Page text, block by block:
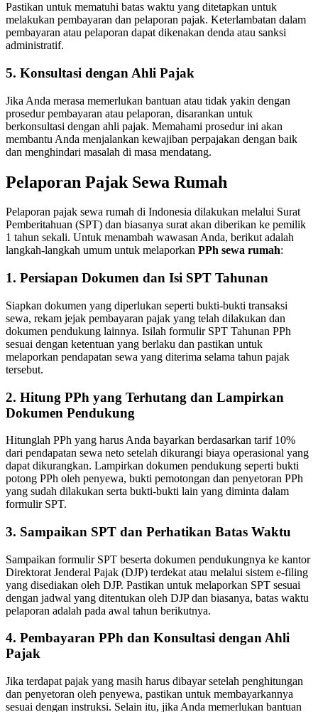
Pastikan untuk mematuhi batas waktu yang ditetapkan untuk
melakukan pembayaran dan pelaporan pajak. Keterlambatan dalam
pembayaran atau pelaporan dapat dikenakan denda atau sanksi
administratif.
5. Konsultasi dengan Ahli Pajak
Jika Anda merasa memerlukan bantuan atau tidak yakin dengan
prosedur pembayaran atau pelaporan, disarankan untuk
berkonsultasi dengan ahli pajak. Memahami prosedur ini akan
membantu Anda menjalankan kewajiban perpajakan dengan baik
dan menghindari masalah di masa mendatang.
Pelaporan Pajak Sewa Rumah
Pelaporan pajak sewa rumah di Indonesia dilakukan melalui Surat
Pemberitahuan (SPT) dan biasanya surat akan diberikan ke pemilik
1 tahun sekali. Untuk menambah wawasan Anda, berikut adalah
langkah-langkah umum untuk melaporkan PPh sewa rumah:
1. Persiapan Dokumen dan Isi SPT Tahunan
Siapkan dokumen yang diperlukan seperti bukti-bukti transaksi
sewa, rekam jejak pembayaran pajak yang telah dilakukan dan
dokumen pendukung lainnya. Isilah formulir SPT Tahunan PPh
sesuai dengan ketentuan yang berlaku dan pastikan untuk
melaporkan pendapatan sewa yang diterima selama tahun pajak
tersebut.
2. Hitung PPh yang Terhutang dan Lampirkan
Dokumen Pendukung
Hitunglah PPh yang harus Anda bayarkan berdasarkan tarif 10%
dari pendapatan sewa neto setelah dikurangi biaya operasional yang
dapat dikurangkan. Lampirkan dokumen pendukung seperti bukti
potong PPh oleh penyewa, bukti pemotongan dan penyetoran PPh
yang sudah dilakukan serta bukti-bukti lain yang diminta dalam
formulir SPT.
3. Sampaikan SPT dan Perhatikan Batas Waktu
Sampaikan formulir SPT beserta dokumen pendukungnya ke kantor
Direktorat Jenderal Pajak (DJP) terdekat atau melalui sistem e-filing
yang disediakan oleh DJP. Pastikan untuk melaporkan SPT sesuai
dengan jadwal yang ditentukan oleh DJP dan biasanya, batas waktu
pelaporan adalah pada awal tahun berikutnya.
4. Pembayaran PPh dan Konsultasi dengan Ahli
Pajak
Jika terdapat pajak yang masih harus dibayar setelah penghitungan
dan penyetoran oleh penyewa, pastikan untuk membayarkannya
sesuai dengan instruksi. Selain itu, jika Anda memerlukan bantuan